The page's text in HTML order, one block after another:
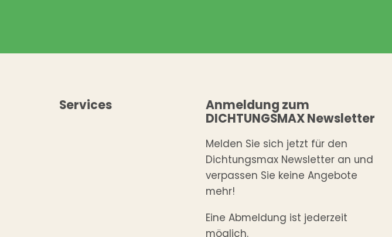
Services
Anmeldung zum
DICHTUNGSMAX Newsletter
Melden Sie sich jetzt für den
Dichtungsmax Newsletter an und
verpassen Sie keine Angebote
mehr!
Eine Abmeldung ist jederzeit
möglich.